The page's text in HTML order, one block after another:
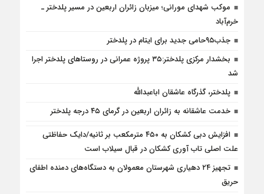
موکب شهدای مورانی؛ میزبان زائران اربعین در مسیر پلدختر ـ
خرم‌آباد
جذب۹۵حامی جدید برای ایتام در پلدختر
بخشدار مرکزی پلدختر:۳۵ پروژه عمرانی در روستاهای پلدختر اجرا
شد
پلدختر، گذرگاه عاشقان اباعبدالله
خدمت عاشقانه به زائران اربعین در گرمای ۴۵ درجه پلدختر
افزایش دبی کشکان به ۴۵۰ مترمکعب بر ثانیه/دایک حفاظتی
علت اصلی تاب آوری کشکان در قبال سیلاب است
تجهیز ۲۴ دهیاری شهرستان معمولان به دستگاه‌های دمنده اطفای
حریق